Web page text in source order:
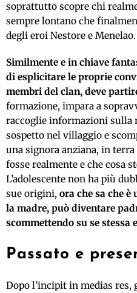
soprattutto scopre chi
sempre lontano che
degli eroi Nestore e Menelao.
Similmente e in chiave
di esplicitare le proprie
membri del clan, deve
formazione, impara a
raccoglie informazioni sulla
sospetto nel villaggio e
una signora anziana, in
fosse realmente e che cosa
L’adolescente non ha più
sue origini, ora che sa che
la madre, può diventare
scommettendo su se
Passato e
Dopo l’incipit in medias res,